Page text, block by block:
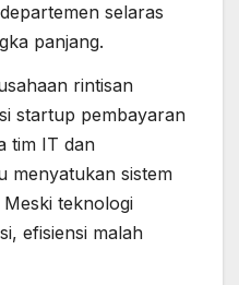
selaras
panjang.
rintisan
startup pembayaran
tim IT dan
menyatukan sistem
teknologi
efisiensi malah